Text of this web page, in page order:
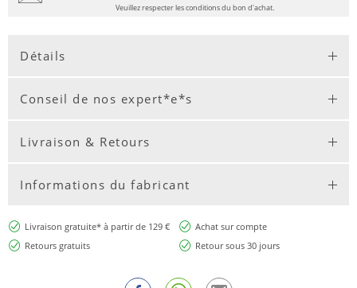
Veuillez respecter les conditions du bon d'achat.
Détails
Conseil de nos expert*e*s
Livraison & Retours
Informations du fabricant
Livraison gratuite* à partir de 129 €
Achat sur compte
Retours gratuits
Retour sous 30 jours